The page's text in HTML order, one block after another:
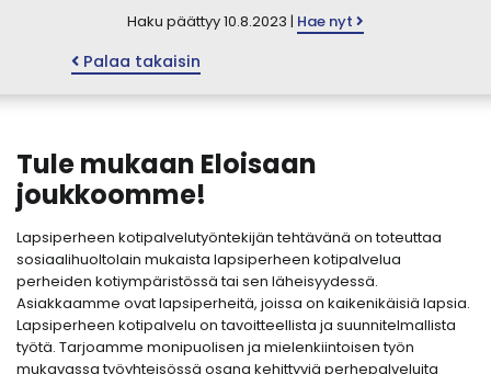
Haku päättyy 10.8.2023 | Hae nyt
Palaa takaisin
Tule mukaan Eloisaan
joukkoomme!
Lapsiperheen kotipalvelutyöntekijän tehtävänä on toteuttaa
sosiaalihuoltolain mukaista lapsiperheen kotipalvelua
perheiden kotiympäristössä tai sen läheisyydessä.
Asiakkaamme ovat lapsiperheitä, joissa on kaikenikäisiä lapsia.
Lapsiperheen kotipalvelu on tavoitteellista ja suunnitelmallista
työtä. Tarjoamme monipuolisen ja mielenkiintoisen työn
mukavassa työyhteisössä osana kehittyviä perhepalveluita